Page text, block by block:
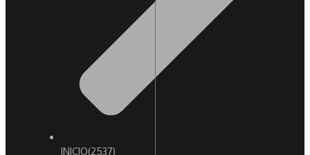
INICIO(2537)